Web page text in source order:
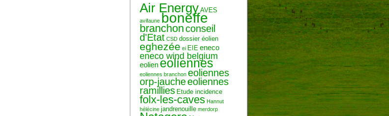
Air Energy AVES
avifaune boneffe
branchonconseil
d'Etat CSD dossier éolien
eghezée ei EIE eneco
eneco wind belgium
eolieneoliennes
eoliennes branchon eoliennes
orp-jaucheeoliennes
ramillies Etude incidence
folx-les-caves Hannut
hélécine jandrenouille merdorp